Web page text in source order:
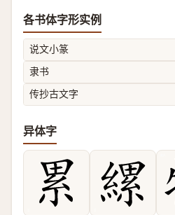
各书体字形实例
说文小篆
隶书
传抄古文字
异体字